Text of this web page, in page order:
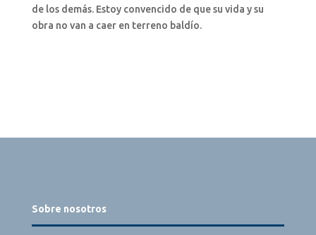
de los demás. Estoy convencido de que su vida y su
obra no van a caer en terreno baldío.
Sobre nosotros